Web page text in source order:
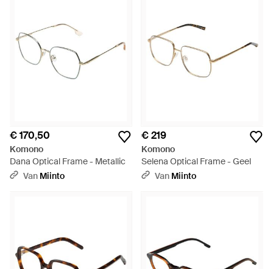
€ 170,50
Komono
Dana Optical Frame - Metallic
Van Miinto
€ 219
Komono
Selena Optical Frame - Geel
Van Miinto